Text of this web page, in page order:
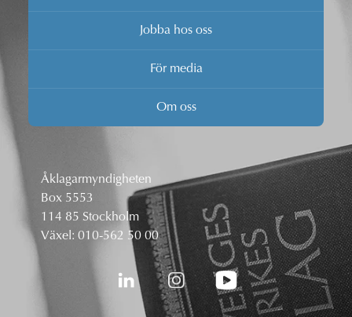
Jobba hos oss
För media
Om oss
Åklagarmyndigheten
Box 5553
114 85 Stockholm
Växel: 010-562 50 00